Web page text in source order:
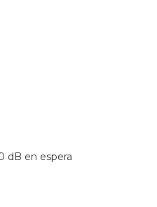
dB en espera